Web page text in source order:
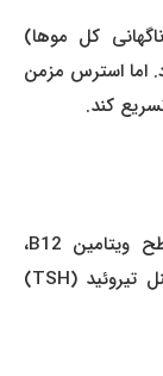
کل موها)
استرس مزمن
کند.
ویتامین D3، سطح فریتین (آهن)، زینک و پنل تیروئید (TSH)